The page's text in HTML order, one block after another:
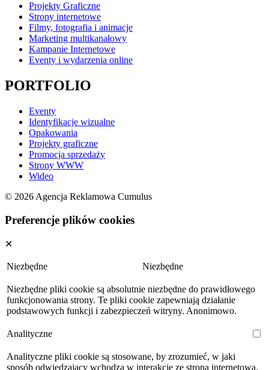
Projekty Graficzne
Strony internetowe
Filmy, fotografia i animacje
Marketing multikanałowy
Kampanie Internetowe
Eventy i wydarzenia online
PORTFOLIO
Eventy
Identyfikacje wizualne
Opakowania
Projekty graficzne
Promocja sprzedaży
Strony WWW
Wideo
© 2026 Agencja Reklamowa Cumulus
Preferencje plików cookies
✕
Niezbędne Niezbędne
Niezbędne pliki cookie są absolutnie niezbędne do prawidłowego
funkcjonowania strony. Te pliki cookie zapewniają działanie
podstawowych funkcji i zabezpieczeń witryny. Anonimowo.
Analityczne
Analityczne pliki cookie są stosowane, by zrozumieć, w jaki
sposób odwiedzający wchodzą w interakcję ze stroną internetową.